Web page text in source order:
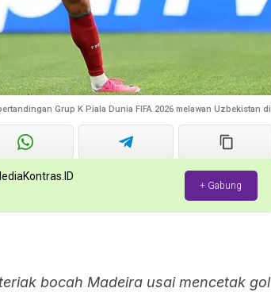
Grup K Piala Dunia FIFA 2026 melawan Uzbekistan di
+ Gabung
bocah Madeira usai mencetak gol